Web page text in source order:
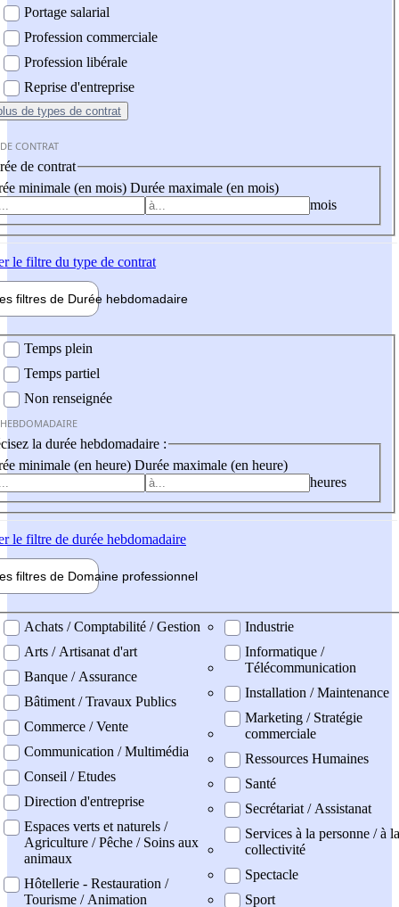
Portage salarial
Profession commerciale
Profession libérale
Reprise d'entreprise
de types de contrat
CONTRAT
de contrat
minimale (en mois) Durée maximale (en mois)
mois
le filtre du type de contrat
filtres de Durée hebdomadaire
Temps plein
Temps partiel
Non renseignée
la durée hebdomadaire :
minimale (en heure) Durée maximale (en heure)
heures
le filtre de durée hebdomadaire
filtres de Domaine professionnel
professionel
Achats / Comptabilité / Gestion
Arts / Artisanat d'art
Banque / Assurance
Bâtiment / Travaux Publics
Commerce / Vente
Communication / Multimédia
Conseil / Etudes
Direction d'entreprise
Espaces verts et naturels /
Agriculture / Pêche / Soins aux
animaux
Hôtellerie - Restauration /
Tourisme / Animation
Industrie
Informatique /
Télécommunication
Installation / Maintenance
Marketing / Stratégie
commerciale
Ressources Humaines
Santé
Secrétariat / Assistanat
Services à la personne / à la
collectivité
Spectacle
Sport